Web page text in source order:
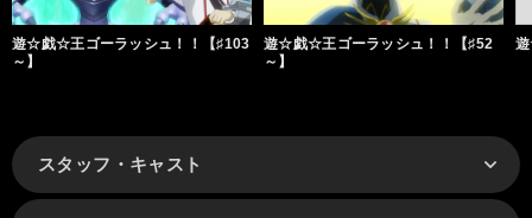
遊☆戯☆王ゴーラッシュ！！【♯103
～】
遊☆戯☆王ゴーラッシュ！！【♯52
～】
スタッフ・キャスト